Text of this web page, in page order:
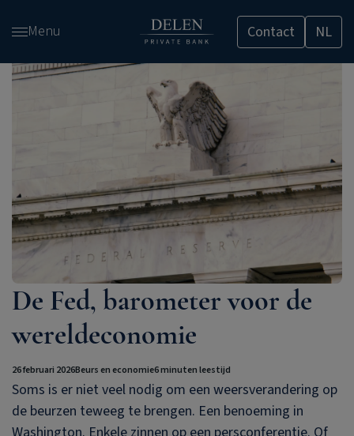
en
de
Menu Contact NL
De Fed, barometer voor de
wereldeconomie
26 februari 2026Beurs en economie6 minuten leestijd
Soms is er niet veel nodig om een weersverandering op
de beurzen teweeg te brengen. Een benoeming in